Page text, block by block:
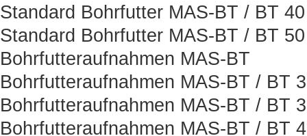
Standard Bohrfutter MAS-BT / BT 40
Standard Bohrfutter MAS-BT / BT 50
Bohrfutteraufnahmen MAS-BT
Bohrfutteraufnahmen MAS-BT / BT
Bohrfutteraufnahmen MAS-BT / BT
Bohrfutteraufnahmen MAS-BT / BT